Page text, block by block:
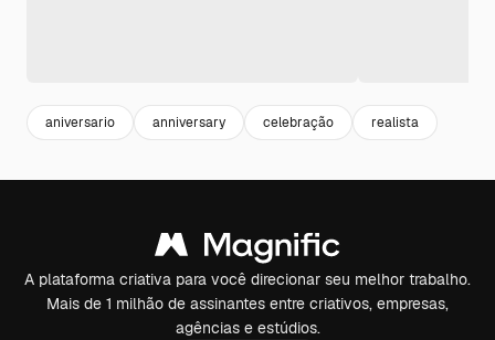
aniversario anniversary celebração realista
A plataforma criativa para você direcionar seu melhor trabalho.
Mais de 1 milhão de assinantes entre criativos, empresas,
agências e estúdios.